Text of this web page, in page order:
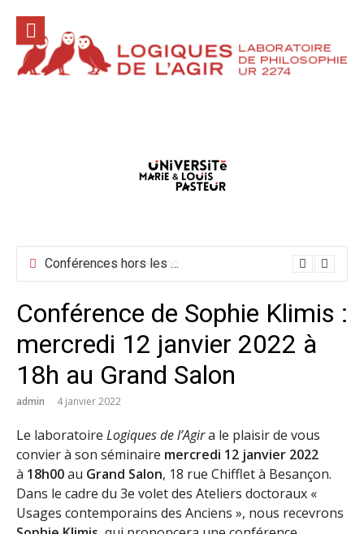
contenu
Conférences hors les murs mai-juin-juillet 2026
Conférence de Sophie Klimis :
mercredi 12 janvier 2022 à
18h au Grand Salon
admin 4 janvier 2022
Le laboratoire Logiques de l’Agira le plaisir de vous
convier à son séminaire mercredi 12 janvier 2022
à 18h00au Grand Salon, 18 rue Chifflet à Besançon.
Dans le cadre du 3e volet des Ateliers doctoraux «
Usages contemporains des Anciens », nous recevrons